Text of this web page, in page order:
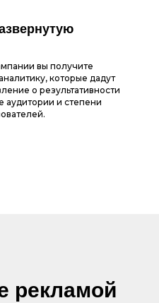
вы получите
которые дадут
о результативности
и степени
рекламой